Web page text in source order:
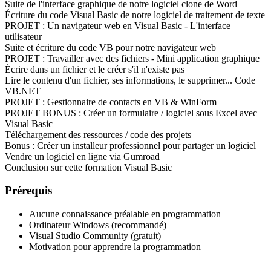
Suite de l'interface graphique de notre logiciel clone de Word
Écriture du code Visual Basic de notre logiciel de traitement de texte
PROJET : Un navigateur web en Visual Basic - L'interface
utilisateur
Suite et écriture du code VB pour notre navigateur web
PROJET : Travailler avec des fichiers - Mini application graphique
Écrire dans un fichier et le créer s'il n'existe pas
Lire le contenu d'un fichier, ses informations, le supprimer... Code
VB.NET
PROJET : Gestionnaire de contacts en VB & WinForm
PROJET BONUS : Créer un formulaire / logiciel sous Excel avec
Visual Basic
Téléchargement des ressources / code des projets
Bonus : Créer un installeur professionnel pour partager un logiciel
Vendre un logiciel en ligne via Gumroad
Conclusion sur cette formation Visual Basic
Prérequis
Aucune connaissance préalable en programmation
Ordinateur Windows (recommandé)
Visual Studio Community (gratuit)
Motivation pour apprendre la programmation